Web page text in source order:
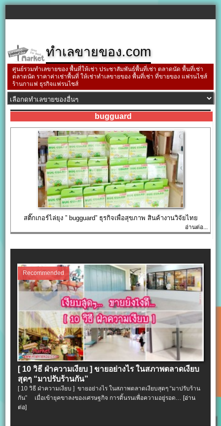
ทำเลขายของ.com
ศูนย์รวมทำเลขายของ พื้นที่ให้เช่า ประชาสัมพันธ์พื้นที่เช่า ตลาดนัด พื้นที่เช่า
ตลาดนัด ราคาค่าเช่าพื้นที่ ให้เช่าทำเลขายของ พื้นที่เช่า ที่ขายของ แฟรนไชส์
ร้านกาแฟ ธุรกิจแฟรนไชส์
bugguard
สติ๊กเกอร์ไล่ยุง ” bugguard” ธุรกิจเพื่อสุขภาพ สินค้างานวิจัยไทย
อ่านต่อ...
Recommended
[ 10 วิธี ฝ่าความเงียบ ] ขายอย่างไร ในสภาพตลาดเงียบ
สุดๆ “มาปรับร้านกัน”
[ 10 วิธี ฝ่าความเงียบ ] ขายอย่างไร ในสภาพตลาดเงียบสุดๆ “มาปรับร้าน
กัน” เมื่อเข้ายุคขาลงของเศรษฐกิจ การดิ้นรนเพื่อความอยู่รอด…[อ่าน
ต่อ]